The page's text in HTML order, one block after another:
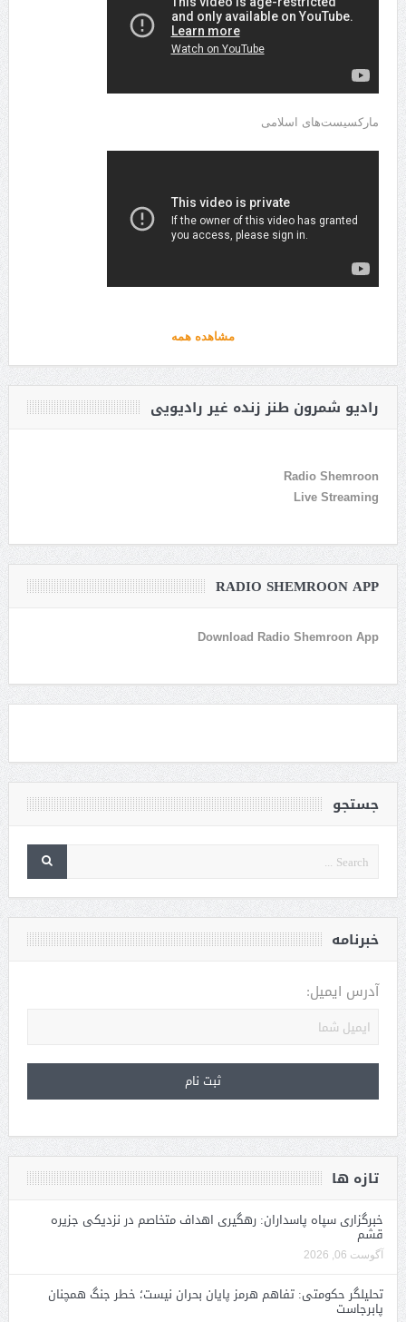
مارکسیست‌های اسلامی
مشاهده همه
رادیو شمرون طنز زنده غیر رادیویی
Radio Shemroon
Live Streaming
RADIO SHEMROON APP
Download Radio Shemroon App
جستجو
خبرنامه
آدرس ایمیل:
تازه ها
خبرگزاری سپاه پاسداران: رهگیری اهداف متخاصم در نزدیکی جزیره
قشم
آگوست 06, 2026
تحلیلگر حکومتی: تفاهم هرمز پایان بحران نیست؛ خطر جنگ همچنان
پابرجاست